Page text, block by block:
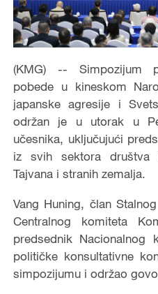
(KMG) -- Simpozijum
pobede u kineskom
japanske agresije i
održan je u utorak u
učesnika, uključujući
iz svih sektora društva
Tajvana i stranih zemalja.
Vang Huning, član
Centralnog komiteta
predsednik Nacionalnog
političke konsultativne
simpozijumu i održao